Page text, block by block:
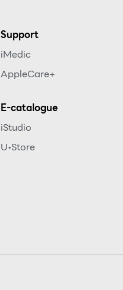
Support
iMedic
AppleCare+
E-catalogue
iStudio
U•Store